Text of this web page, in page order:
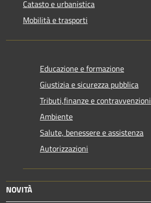
Catasto e urbanistica
Mobilità e trasporti
Educazione e formazione
Giustizia e sicurezza pubblica
Tributi,finanze e contravvenzioni
Ambiente
Salute, benessere e assistenza
Autorizzazioni
NOVITÀ